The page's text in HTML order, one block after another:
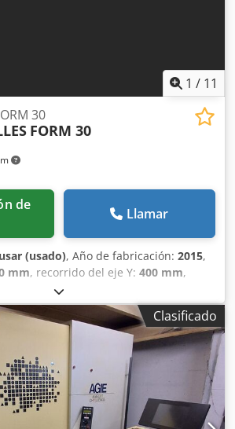
1 / 11
30
FORM 30
Llamar
(usado), Año de fabricación: 2015,
mm, recorrido del eje Y: 400 mm,
, número de ejes:
por penetración AgieCharmilles
se fabricó en 2015. Cuenta con un
600 mm, recorrido del eje Y de 400
eje Z de 400 mm. Si está buscando
de troquelado de alta calidad,
AgieCharmilles FORM 30 que
Contacte con nosotros para más
R D Hj Amxowa
Clasificado